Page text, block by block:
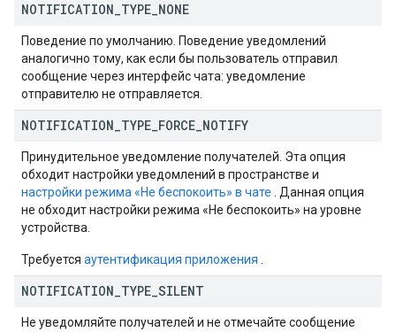
NOTIFICATION TYPE NONE
Поведение по умолчанию. Поведение уведомлений
аналогично тому, как если бы пользователь отправил
сообщение через интерфейс чата: уведомление
отправителю не отправляется.
NOTIFICATION TYPE FORCE NOTIFY
Принудительное уведомление получателей. Эта опция
обходит настройки уведомлений в пространстве и
настройки режима «Не беспокоить» в чате . Данная опция
не обходит настройки режима «Не беспокоить» на уровне
устройства.
Требуется аутентификация приложения
NOTIFICATION TYPE SILENT
Не уведомляйте получателей и не отмечайте сообщение